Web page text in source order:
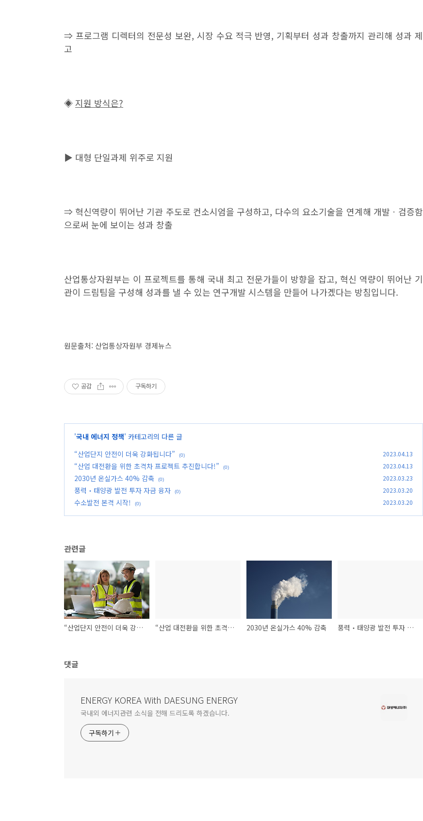
⇒ 프로그램 디렉터의 전문성 보완, 시장 수요 적극 반영, 기획부터 성과 창출까지 관리해 성과 제
고
◈지원 방식은?
▶ 대형 단일과제 위주로 지원
⇒ 혁신역량이 뛰어난 기관 주도로 컨소시엄을 구성하고, 다수의 요소기술을 연계해 개발 ㆍ 검증함
으로써 눈에 보이는 성과 창출
산업통상자원부는 이 프로젝트를 통해 국내 최고 전문가들이 방향을 잡고, 혁신 역량이 뛰어난 기
관이 드림팀을 구성해 성과를 낼 수 있는 연구개발 시스템을 만들어 나가겠다는 방침입니다.
원문출처: 산업통상자원부 경제뉴스
공감 구독하기
'국내 에너지 정책' 카테고리의 다른 글
“산업단지 안전이 더욱 강화됩니다”
(0) 2023.04.13
“산업 대전환을 위한 초격차 프로젝트 추진합니다!” (0) 2023.04.13
2030년 온실가스 40% 감축 (0) 2023.03.23
풍력‧태양광 발전 투자 자금 융자 (0) 2023.03.20
수소발전 본격 시작! (0) 2023.03.20
관련글
“산업단지 안전이 더욱 강화됩니다” “산업 대전환을 위한 초격차 프로젝트 추진합니다!” 2030년 온실가스 40% 감축 풍력‧태양광 발전 투자 자금 융자
댓글
ENERGY KOREA With DAESUNG ENERGY
국내외 에너지관련 소식을 전해 드리도록 하겠습니다.
구독하기